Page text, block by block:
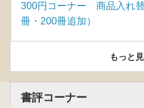
300円コーナー 商品入れ
冊・200冊追加）
もっと
書評コーナー